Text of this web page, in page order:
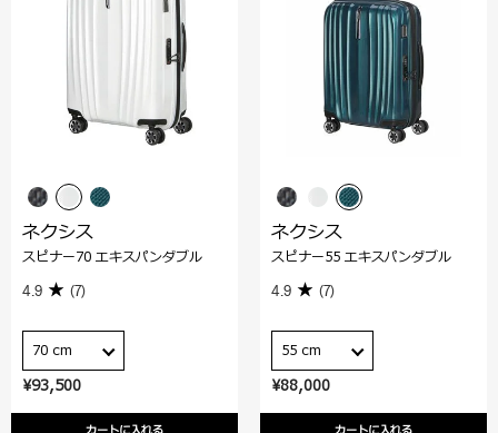
¥93,500
ネクシス
スピナー70 エキスパンダブル
4.9 (7)
70 cm
¥88,000
ネクシス
スピナー55 エキスパンダブル
4.9 (7)
55 cm